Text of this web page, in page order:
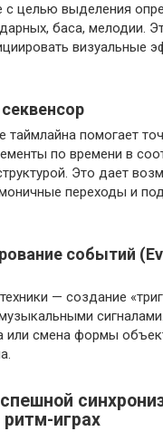
с целью выделения
баса, мелодии.
визуальные
таймлайна помогает
по времени в
Это дает
переходы и
событий
— создание
или смена формы
играх